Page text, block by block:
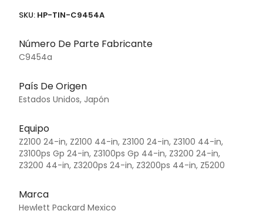
SKU: HP-TIN-C9454A
Número De Parte Fabricante
C9454a
País De Origen
Estados Unidos, Japón
Equipo
Z2100 24-in, Z2100 44-in, Z3100 24-in, Z3100 44-in,
Z3100ps Gp 24-in, Z3100ps Gp 44-in, Z3200 24-in,
Z3200 44-in, Z3200ps 24-in, Z3200ps 44-in, Z5200
Marca
Hewlett Packard Mexico